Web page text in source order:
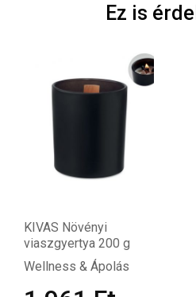
Ez is
KIVAS Növényi
viaszgyertya 200 g
Wellness & Ápolás